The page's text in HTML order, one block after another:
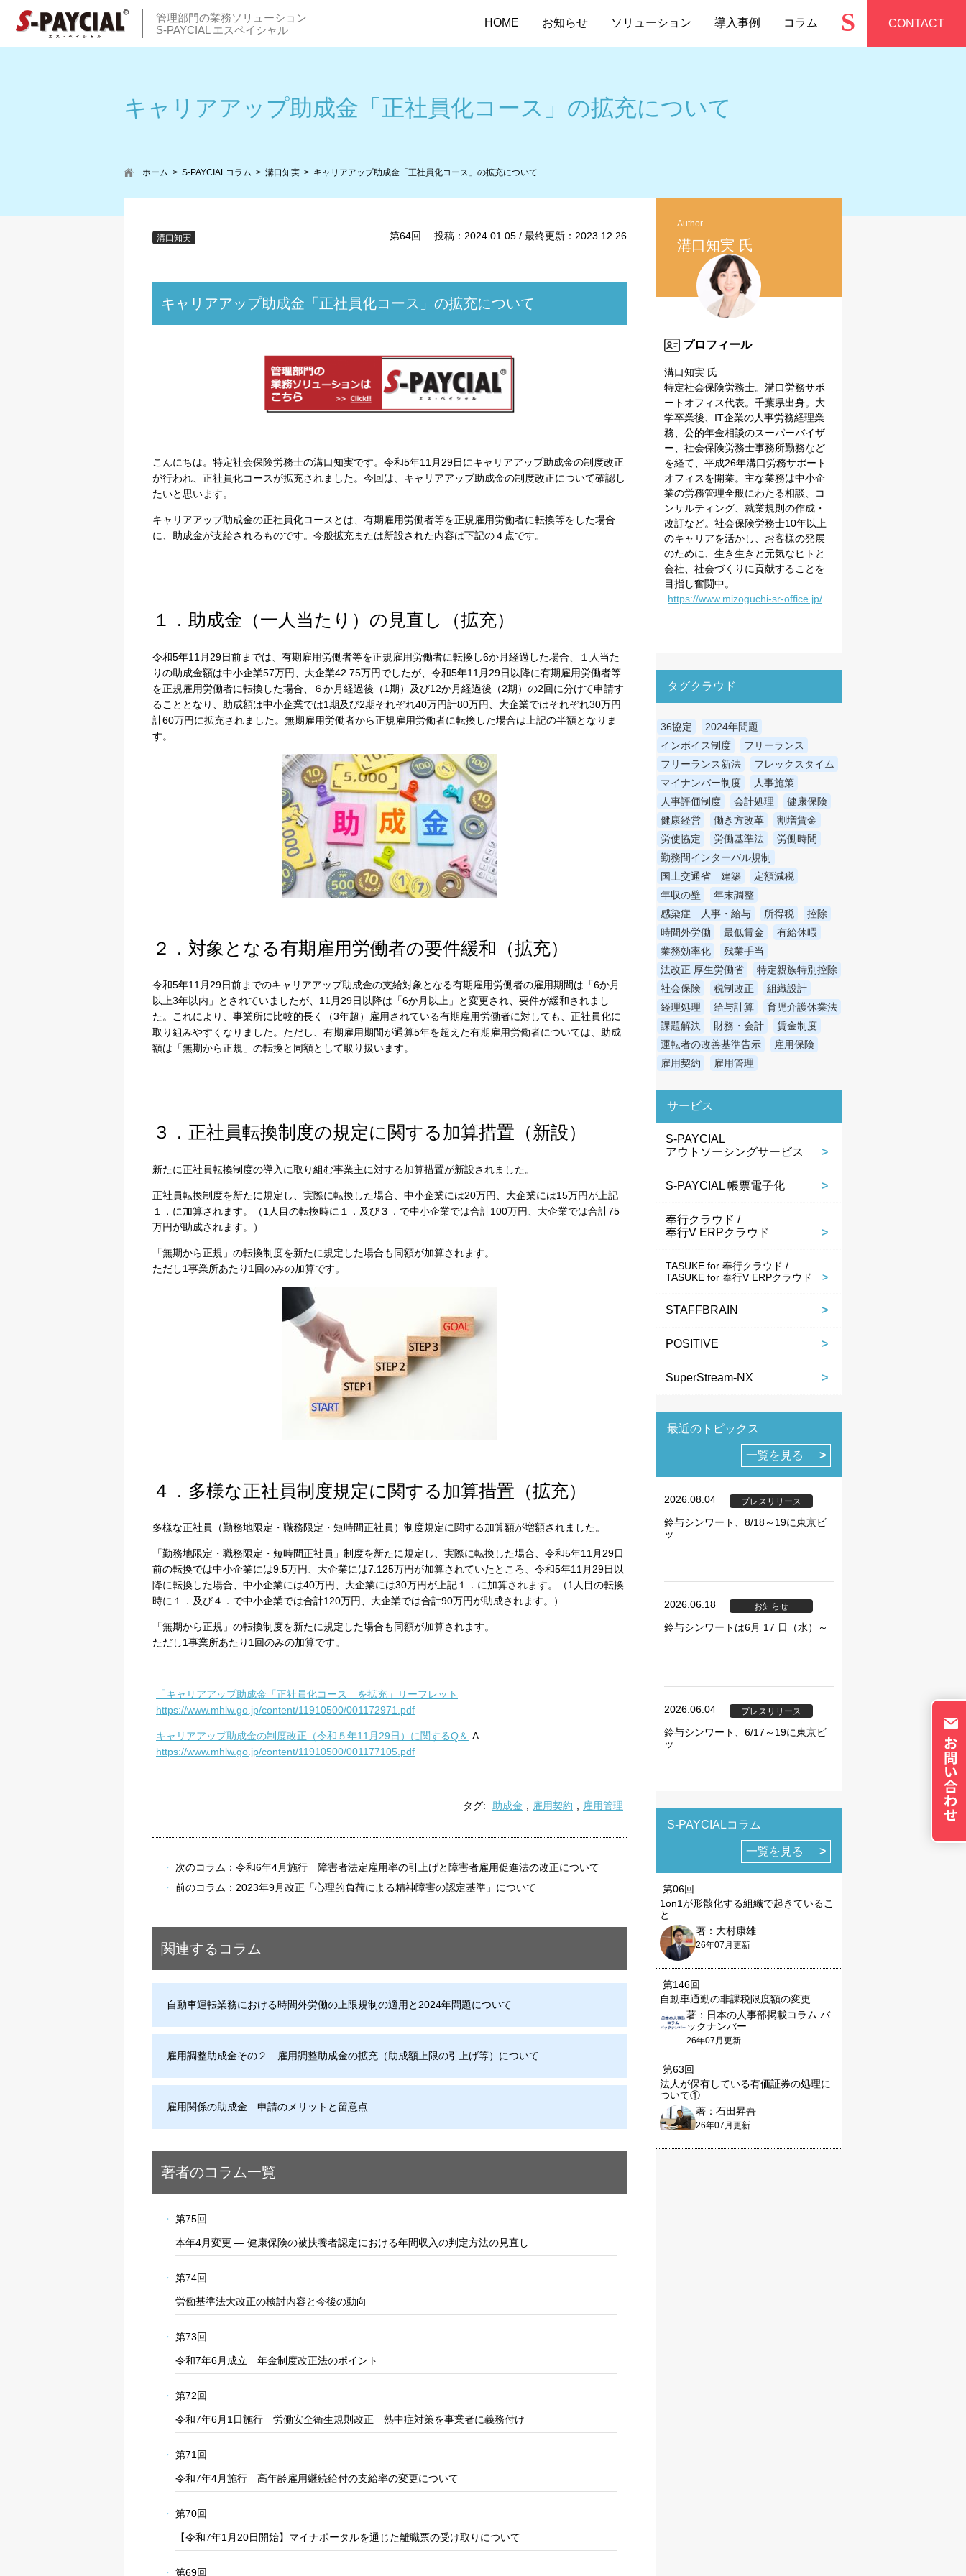
管理部門の業務ソリューション
S-PAYCIAL エスペイシャル
HOME お知らせ ソリューション 導入事例 コラム S CONTACT
キャリアアップ助成金「正社員化コース」の拡充について
ホーム S-PAYCIALコラム 溝口知実 キャリアアップ助成金「正社員化コース」の拡充について
溝口知実 第64回 投稿：2024.01.05 / 最終更新：2023.12.26
キャリアアップ助成金「正社員化コース」の拡充について
こんにちは。特定社会保険労務士の溝口知実です。令和5年11 月 29日にキャリアアップ助成金の制度改正
が行われ、正社員化コースが拡充されました。今回は、キャリアアップ助成金の制度改正について確認し
たいと思います。
キャリアアップ助成金の正社員化コースとは、有期雇用労働者等を正規雇用労働者に転換等をした場合
に、助成金が支給されるものです。今般拡充または新設された内容は下記の４点です。
１．助成金（一人当たり）の見直し（拡充）
令和5年11 月 29日前までは、有期雇用労働者等を正規雇用労働者に転換し6か月経過した場合、１人当た
りの助成金額は中小企業57万円、大企業42.75万円でしたが、令和5年11 月 29日以降に有期雇用労働者等
を正規雇用労働者に転換した場合、６か月経過後（1期）及び12か月経過後（2期）の2回に分けて申請す
ることとなり、助成額は中小企業では1期及び2期それぞれ40万円計80万円、大企業ではそれぞれ30万円
計60万円に拡充されました。無期雇用労働者から正規雇用労働者に転換した場合は上記の半額となりま
す。
２．対象となる有期雇用労働者の要件緩和（拡充）
令和5年11 月 29日前までのキャリアアップ助成金の支給対象となる有期雇用労働者の雇用期間は「6か月
以上3年以内」とされていましたが、 11 月 29日以降は「6か月以上」と変更され、要件が緩和されまし
た。これにより、事業所に比較的長く（3年超）雇用されている有期雇用労働者に対しても、正社員化に
取り組みやすくなりました。ただし、有期雇用期間が通算5年を超えた有期雇用労働者については、助成
額は「無期から正規」の転換と同額として取り扱います。
３．正社員転換制度の規定に関する加算措置（新設）
新たに正社員転換制度の導入に取り組む事業主に対する加算措置が新設されました。
正社員転換制度を新たに規定し、実際に転換した場合、中小企業には20万円、大企業には15万円が上記
１．に加算されます。（1 人目の転換時に１．及び３．で中小企業では合計100万円、大企業では合計75
万円が助成されます。）
「無期から正規」の転換制度を新たに規定した場合も同額が加算されます。
ただし1事業所あたり 1 回のみの加算です。
４．多様な正社員制度規定に関する加算措置（拡充）
多様な正社員（勤務地限定・職務限定・短時間正社員）制度規定に関する加算額が増額されました。
「勤務地限定・職務限定・短時間正社員」制度を新たに規定し、実際に転換した場合、令和5年11 月 29日
前の転換では中小企業には9.5万円、大企業には7.125万円が加算されていたところ、令和5年11 月 29日以
降に転換した場合、中小企業には40万円、大企業には30万円が上記１．に加算されます。（1 人目の転換
時に１．及び４．で中小企業では合計120万円、大企業では合計90万円が助成されます。）
「無期から正規」の転換制度を新たに規定した場合も同額が加算されます。
ただし1事業所あたり 1 回のみの加算です。
「キャリアアップ助成金「正社員化コース」を拡充」リーフレット
https://www.mhlw.go.jp/content/11910500/001172971.pdf
キャリアアップ助成金の制度改正（令和５年11 月 29日）に関するQ＆ A
https://www.mhlw.go.jp/content/11910500/001177105.pdf
タグ: 助成金 雇用契約 雇用管理
次のコラム：令和6年4月施行 障害者法定雇用率の引上げと障害者雇用促進法の改正について
前のコラム： 2023年9月改正「心理的負荷による精神障害の認定基準」について
関連するコラム
自動車運転業務における時間外労働の上限規制の適用と2024年問題について
雇用調整助成金その２ 雇用調整助成金の拡充（助成額上限の引上げ等）について
雇用関係の助成金 申請のメリットと留意点
著者のコラム一覧
第75回
本年4月変更 ― 健康保険の被扶養者認定における年間収入の判定方法の見直し
第74回
労働基準法大改正の検討内容と今後の動向
第73回
令和7年6月成立 年金制度改正法のポイント
第72回
令和7年6月1日施行 労働安全衛生規則改正 熱中症対策を事業者に義務付け
第71回
令和7年4月施行 高年齢雇用継続給付の支給率の変更について
第70回
【令和7年1月20日開始】マイナポータルを通じた離職票の受け取りについて
第69回
Author
溝口知実 氏
プロフィール
溝口知実 氏
特定社会保険労務士。溝口労務サポ
ートオフィス代表。千葉県出身。大
学卒業後、IT企業の人事労務経理業
務、公的年金相談のスーパーバイザ
ー、社会保険労務士事務所勤務など
を経て、平成26年溝口労務サポート
オフィスを開業。主な業務は中小企
業の労務管理全般にわたる相談、コ
ンサルティング、就業規則の作成・
改訂など。社会保険労務士10年以上
のキャリアを活かし、お客様の発展
のために、生き生きと元気なヒトと
会社、社会づくりに貢献することを
目指し奮闘中。
https://www.mizoguchi-sr-office.jp/
タグクラウド
36協定
2024年問題
インボイス制度
フリーランス
フリーランス新法
フレックスタイム
マイナンバー制度
人事施策
人事評価制度
会計処理
健康保険
健康経営
働き方改革
割増賃金
労使協定
労働基準法
労働時間
勤務間インターバル規制
国土交通省 建築
定額減税
年収の壁
年末調整
感染症 人事・給与
所得税
控除
時間外労働
最低賃金
有給休暇
業務効率化
残業手当
法改正 厚生労働省
特定親族特別控除
社会保険
税制改正
組織設計
経理処理
給与計算
育児介護休業法
課題解決
財務・会計
賃金制度
運転者の改善基準告示
雇用保険
雇用契約
雇用管理
サービス
S-PAYCIAL
アウトソーシングサービス
S-PAYCIAL 帳票電子化
奉行クラウド /
奉行V ERPクラウド
TASUKE for 奉行クラウド /
TASUKE for 奉行V ERPクラウド
STAFFBRAIN
POSITIVE
SuperStream-NX
最近のトピックス
一覧を見る
2026.08.04 プレスリリース
鈴与シンワート、8/18～19に東京ビ
ッ...
2026.06.18 お知らせ
鈴与シンワートは6月 17 日（水）～
...
2026.06.04 プレスリリース
鈴与シンワート、6/17～19に東京ビ
ッ...
S-PAYCIALコラム
一覧を見る
第06回
1on1が形骸化する組織で起きているこ
と
著：大村康雄
26年07月更新
第146回
自動車通勤の非課税限度額の変更
著：日本の人事部掲載コラム バ
ックナンバー
26年07月更新
第63回
法人が保有している有価証券の処理に
ついて①
著：石田昇吾
26年07月更新
Cookie の確認と管理
パフォーマンス Cookie
ターゲティング Cookie
プライバシー情報
お客様が当サイトを訪れると、ブラウザに情報が保存される、またはブ
先は Cookie であり、対象となるのはサイト訪問者に関する情報、サイト
訪問者による設定、デバイス情報などです。これらの情報はサイトを正
常に機能させる目的を中心に使われます。個人を直接特定できる情報が
保存されることは通常ありませんが、Web サイトのパーソナライズに使
われることはあります。鈴与シンワートではプライバシーの権利を尊重
しており、一部の Cookie については有効化を拒否できるよう配慮してい
一部の Cookie を無効化した場合、サイトの利用やサービスの利用に影響
が出る可能性があります。
この設定で保存する